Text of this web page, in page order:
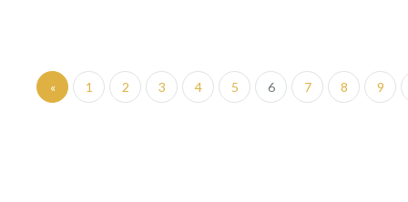
« 1 2 3 4 5 6 7 8 9